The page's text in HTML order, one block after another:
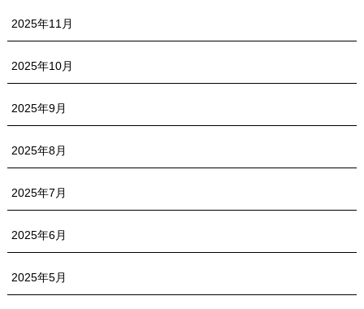
2025年11月
2025年10月
2025年9月
2025年8月
2025年7月
2025年6月
2025年5月